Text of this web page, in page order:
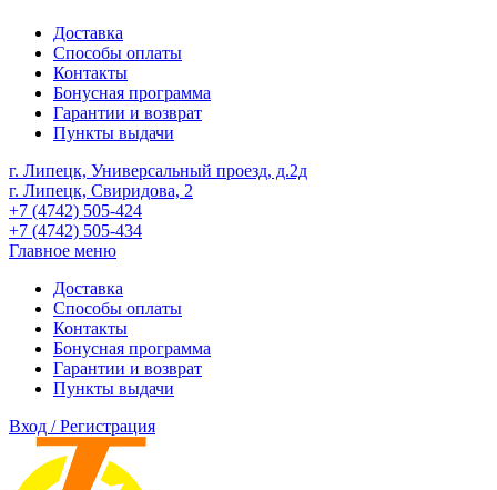
Доставка
Способы оплаты
Контакты
Бонусная программа
Гарантии и возврат
Пункты выдачи
г. Липецк, Универсальный проезд, д.2д
г. Липецк, Свиридова, 2
+7 (4742) 505-424
+7 (4742) 505-434
Главное меню
Доставка
Способы оплаты
Контакты
Бонусная программа
Гарантии и возврат
Пункты выдачи
Вход / Регистрация